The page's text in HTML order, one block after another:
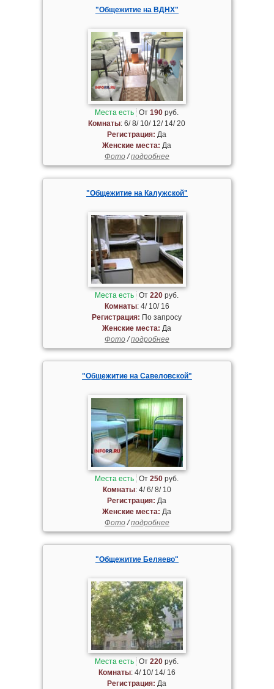
"Общежитие на ВДНХ"
Места есть От190 руб.
Комнаты: 6/ 8/ 10/ 12/ 14/ 20
Регистрация: Да
Женские места: Да
Фото/подробнее
"Общежитие на Калужской"
Места есть От220 руб.
Комнаты: 4/ 10/ 16
Регистрация: По запросу
Женские места: Да
Фото/подробнее
"Общежитие на Савеловской"
Места есть От250 руб.
Комнаты: 4/ 6/ 8/ 10
Регистрация: Да
Женские места: Да
Фото/подробнее
"Общежитие Беляево"
Места есть От220 руб.
Комнаты: 4/ 10/ 14/ 16
Регистрация: Да